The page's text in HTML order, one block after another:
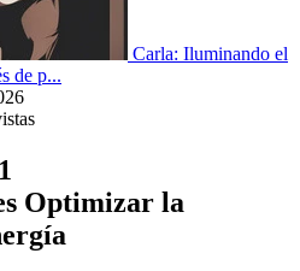
Carla: Iluminando el
de p...
Optimizar la